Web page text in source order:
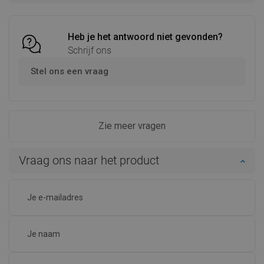
Heb je het antwoord niet gevonden?
Schrijf ons
Stel ons een vraag
Zie meer vragen
Vraag ons naar het product